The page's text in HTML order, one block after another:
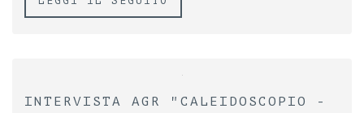
INTERVISTA AGR "CALEIDOSCOPIO -